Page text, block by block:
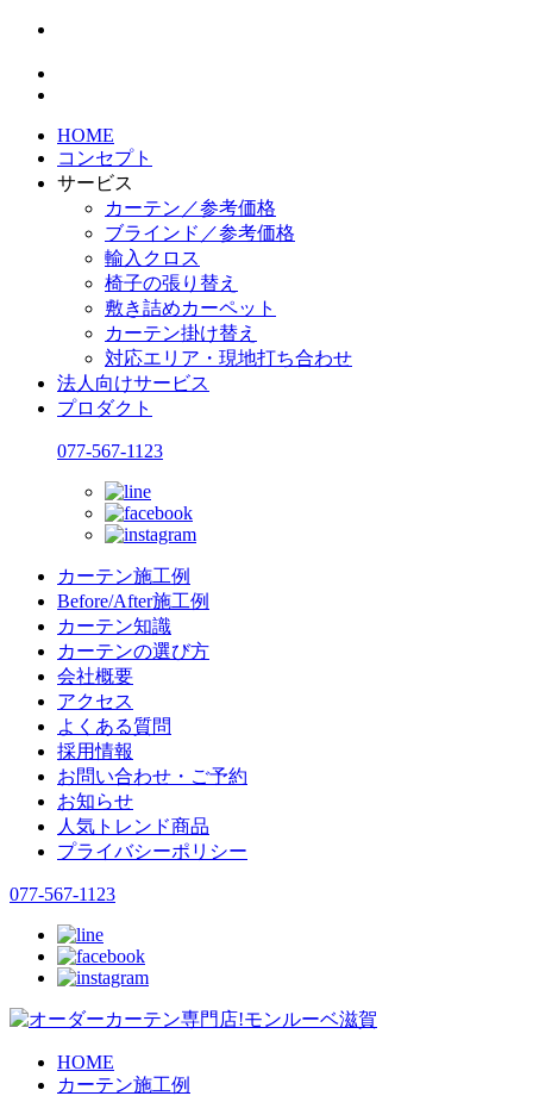
HOME
コンセプト
サービス
カーテン／参考価格
ブラインド／参考価格
輸入クロス
椅子の張り替え
敷き詰めカーペット
カーテン掛け替え
対応エリア・現地打ち合わせ
法人向けサービス
プロダクト
077-567-1123
カーテン施工例
Before/After施工例
カーテン知識
カーテンの選び方
会社概要
アクセス
よくある質問
採用情報
お問い合わせ・ご予約
お知らせ
人気トレンド商品
プライバシーポリシー
077-567-1123
HOME
カーテン施工例